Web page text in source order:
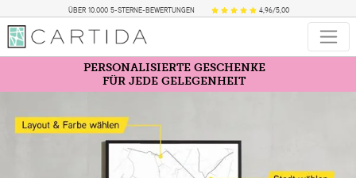
ÜBER 10.000 5-STERNE-BEWERTUNGEN 4,96/5,00
PERSONALISIERTE GESCHENKE
FÜR JEDE GELEGENHEIT